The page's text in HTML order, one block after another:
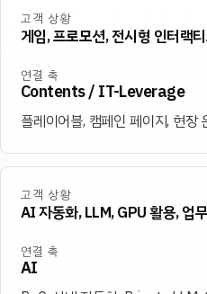
고객 상황
게임, 프로모션, 전시형 인터랙
연결 축
Contents / IT-Leverage
플레이어블, 캠페인 페이지, 현장
고객 상황
AI 자동화, LLM, GPU 활용, 업
연결 축
AI